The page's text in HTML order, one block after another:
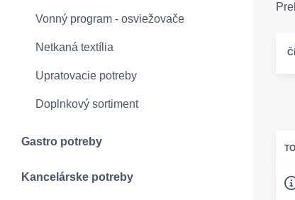
Vonný program - osviežovače
Netkaná textília
Upratovacie potreby
Doplnkový sortiment
Gastro potreby
Kancelárske potreby